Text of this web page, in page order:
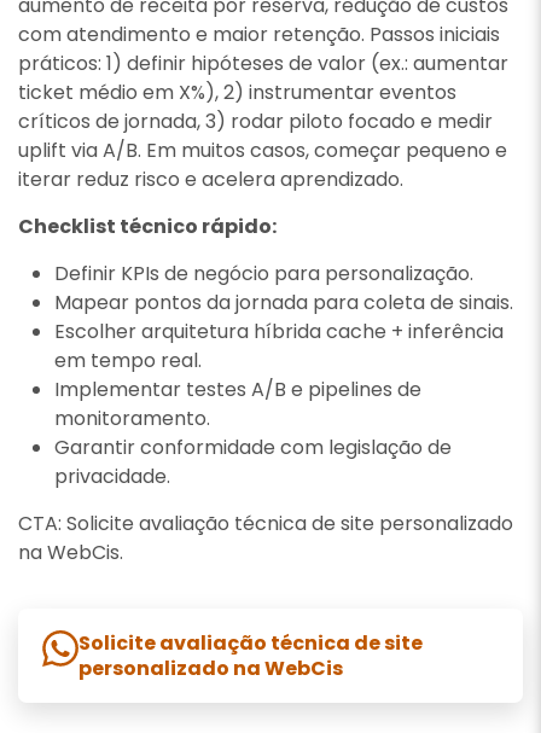
com atendimento e maior retenção. Passos iniciais
práticos: 1) definir hipóteses de valor (ex.: aumentar
ticket médio em X%), 2) instrumentar eventos
críticos de jornada, 3) rodar piloto focado e medir
uplift via A/B. Em muitos casos, começar pequeno e
iterar reduz risco e acelera aprendizado.
Checklist técnico rápido:
Definir KPIs de negócio para personalização.
Mapear pontos da jornada para coleta de sinais.
Escolher arquitetura híbrida cache + inferência
em tempo real.
Implementar testes A/B e pipelines de
monitoramento.
Garantir conformidade com legislação de
privacidade.
CTA: Solicite avaliação técnica de site personalizado
na WebCis.
Solicite avaliação técnica de site
personalizado na WebCis